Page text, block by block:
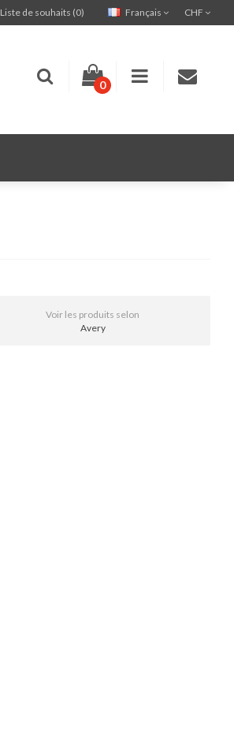
CHF
Français
Liste de souhaits (0)
0
Voir les produits selon
Avery